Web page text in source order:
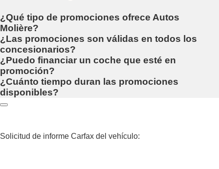
¿Qué tipo de promociones ofrece Autos
Molière?
¿Las promociones son válidas en todos los
concesionarios?
¿Puedo financiar un coche que esté en
promoción?
¿Cuánto tiempo duran las promociones
disponibles?
Solicitud de informe Carfax del vehículo: